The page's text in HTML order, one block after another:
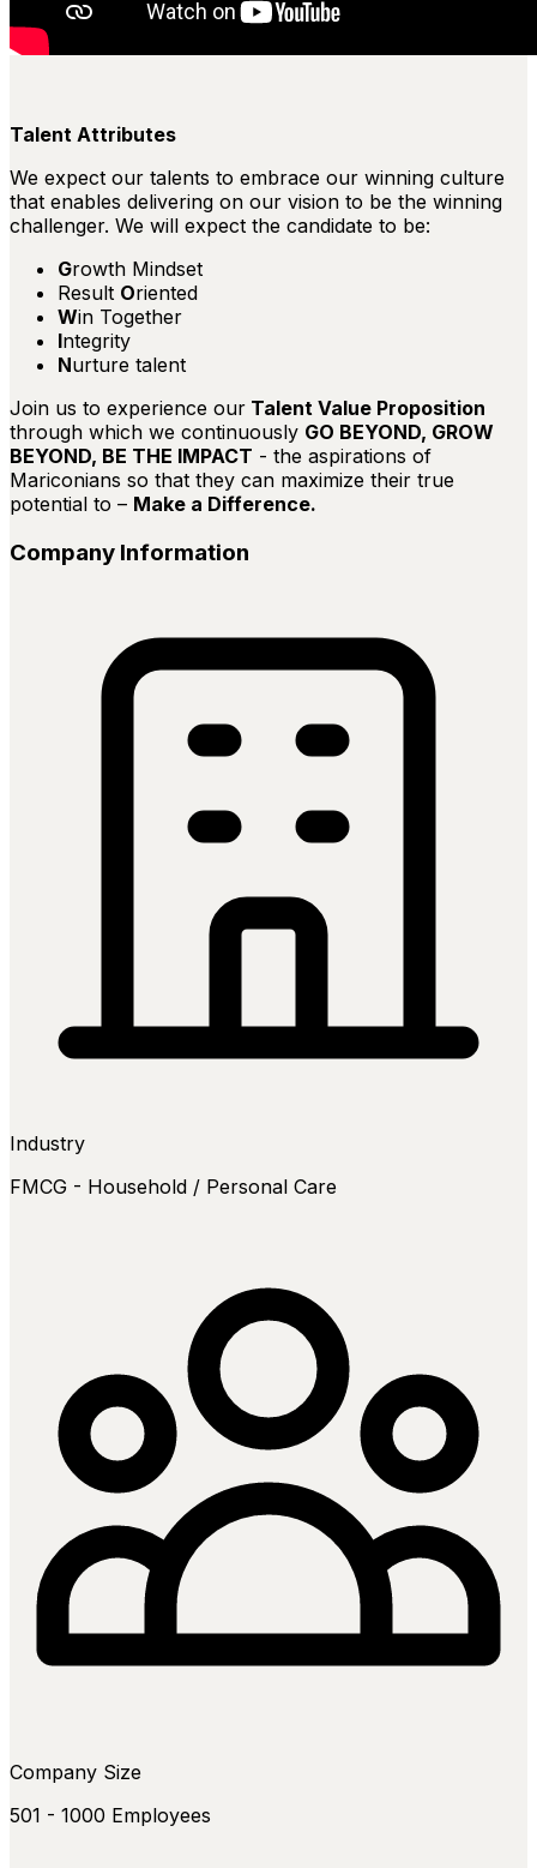
Talent Attributes
We expect our talents to embrace our winning culture
that enables delivering on our vision to be the winning
challenger. We will expect the candidate to be:
Growth Mindset
Result Oriented
Win Together
Integrity
Nurture talent
Join us to experience our Talent Value Proposition
through which we continuously GO BEYOND, GROW
BEYOND, BE THE IMPACT - the aspirations of
Mariconians so that they can maximize their true
potential to – Make a Difference.
Company Information
Industry
FMCG - Household / Personal Care
Company Size
501 - 1000 Employees